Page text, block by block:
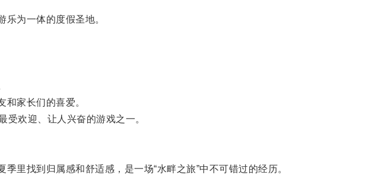
为一体的度假圣地。
家长们的喜爱。
欢迎、让人兴奋的游戏之一。
找到归属感和舒适感，是一场“水畔之旅”中不可错过的经历。